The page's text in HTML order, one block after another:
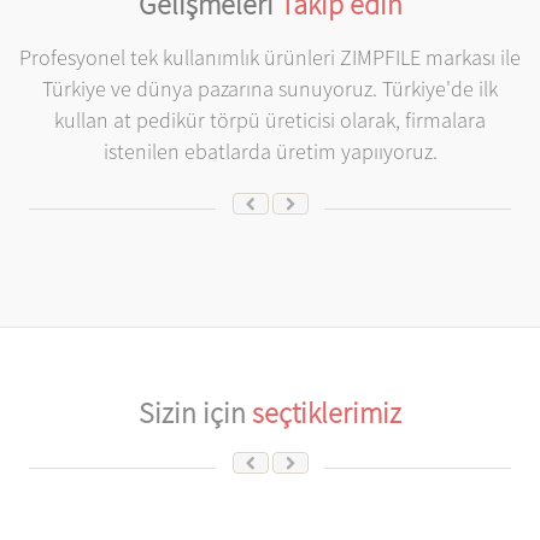
Profesyonel tek kullanımlık ürünleri ZIMPFILE markası ile
Türkiye ve dünya pazarına sunuyoruz. Türkiye'de ilk
kullan at pedikür törpü üreticisi olarak, firmalara
istenilen ebatlarda üretim yapııyoruz.
Sizin için seçtiklerimiz